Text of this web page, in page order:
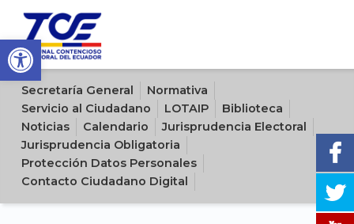
Open toolbar
Sitio oficial del Tribunal Contencioso Electoral del Ecuador
Secretaría General
Normativa
Servicio al Ciudadano
LOTAIP
Biblioteca
Noticias
Calendario
Jurisprudencia Electoral
Jurisprudencia Obligatoria
Protección Datos Personales
Contacto Ciudadano Digital